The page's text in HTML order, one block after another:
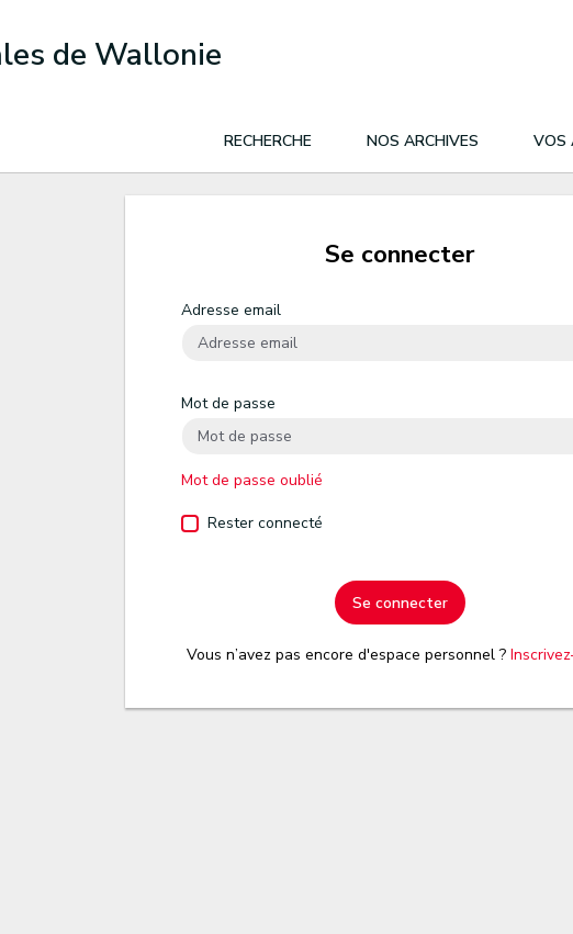
de Wallonie
RECHERCHE NOS ARCHIVES VOS
Se connecter
Adresse email
Mot de passe
Mot de passe oublié
Rester connecté
Se connecter
Vous n’avez pas encore d'espace personnel ?